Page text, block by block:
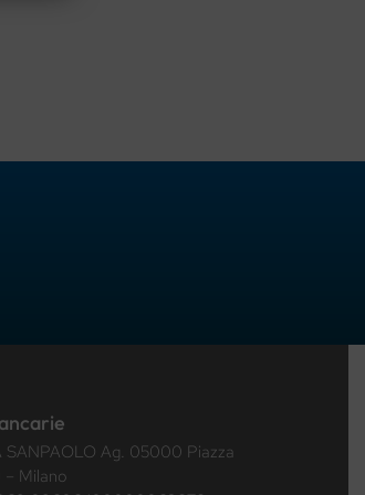
SANPAOLO Ag. 05000 Piazza
– Milano